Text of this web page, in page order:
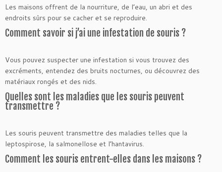
Les maisons offrent de la nourriture, de l’eau, un abri et des
endroits sûrs pour se cacher et se reproduire.
Comment savoir si j’ai une infestation de souris ?
Vous pouvez suspecter une infestation si vous trouvez des
excréments, entendez des bruits nocturnes, ou découvrez des
matériaux rongés et des nids.
Quelles sont les maladies que les souris peuvent
transmettre ?
Les souris peuvent transmettre des maladies telles que la
leptospirose, la salmonellose et l’hantavirus.
Comment les souris entrent-elles dans les maisons ?